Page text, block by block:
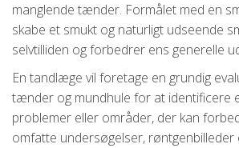
manglende tænder. Formålet med en
skabe et smukt og naturligt udseende
selvtilliden og forbedrer ens generelle
En tandlæge vil foretage en grundig
tænder og mundhule for at identificere
problemer eller områder, der kan
omfatte undersøgelser, røntgenbilleder